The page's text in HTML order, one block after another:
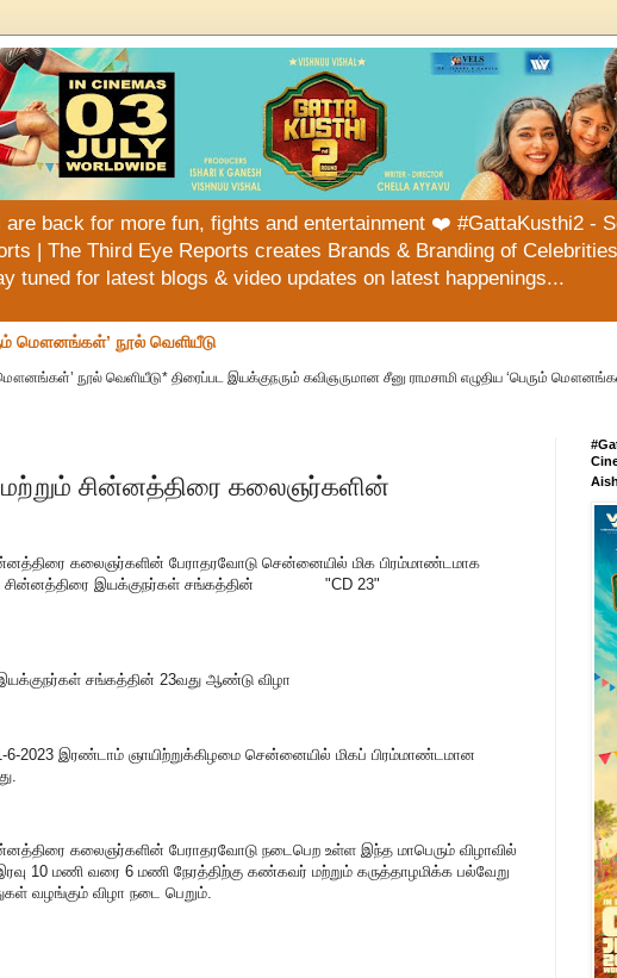
are back for more fun, fights and entertainment ❤️ #GattaKusthi2 -
| The Third Eye Reports creates Brands & Branding of
tuned for latest blogs & video updates on latest happenings...
மௌனங்கள்’ நூல் வெளியீடு
மௌனங்கள்’ நூல் வெளியீடு* திரைப்பட இயக்குநரும் கவிஞருமான சீனு ராமசாமி எழுதிய ‘பெரும்
மற்றும் சின்னத்திரை கலைஞர்களின்
கலைஞர்களின் பேராதரவோடு சென்னையில் மிக பிரம்மாண்டமாக
சின்னத்திரை இயக்குநர்கள் சங்கத்தின் "CD 23"
சங்கத்தின் 23வது ஆண்டு விழா
6-2023 இரண்டாம் ஞாயிற்றுக்கிழமை சென்னையில் மிகப் பிரம்மாண்டமான
கலைஞர்களின் பேராதரவோடு நடைபெற உள்ள இந்த மாபெரும் விழாவில்
10 மணி வரை 6 மணி நேரத்திற்கு கண்கவர் மற்றும் கருத்தாழமிக்க பல்வேறு
வழங்கும் விழா நடை பெறும்.